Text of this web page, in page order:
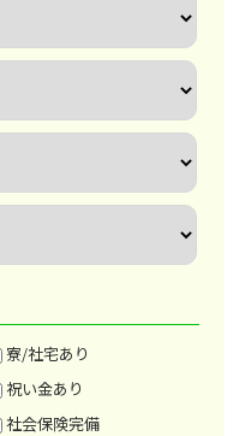
寮/社宅あり
祝い金あり
社会保険完備